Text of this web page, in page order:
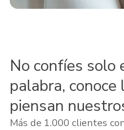
No confíes solo
palabra, conoce
piensan
Más de 1.000 clientes